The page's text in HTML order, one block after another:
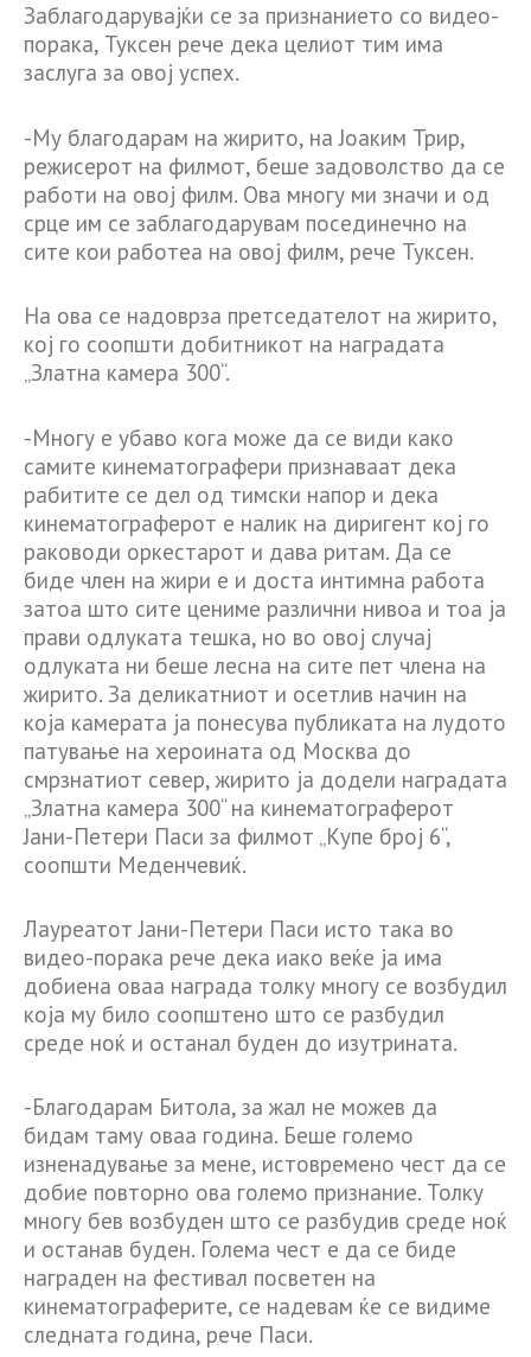
Заблагодарувајќи се за признанието со видео-
порака, Туксен рече дека целиот тим има
заслуга за овој успех.
-Му благодарам на жирито, на Јоаким Трир,
режисерот на филмот, беше задоволство да се
работи на овој филм. Ова многу ми значи и од
срце им се заблагодарувам посединечно на
сите кои работеа на овој филм, рече Туксен.
На ова се надоврза претседателот на жирито,
кој го соопшти добитникот на наградата
„Златна камера 300“.
-Многу е убаво кога може да се види како
самите кинематографери признаваат дека
рабитите се дел од тимски напор и дека
кинематограферот е налик на диригент кој го
раководи оркестарот и дава ритам. Да се
биде член на жири е и доста интимна работа
затоа што сите цениме различни нивоа и тоа ја
прави одлуката тешка, но во овој случај
одлуката ни беше лесна на сите пет члена на
жирито. За деликатниот и осетлив начин на
која камерата ја понесува публиката на лудото
патување на хероината од Москва до
смрзнатиот север, жирито ја додели наградата
„Златна камера 300“ на кинематограферот
Јани-Петери Паси за филмот „Купе број 6“,
соопшти Меденчевиќ.
Лауреатот Јани-Петери Паси исто така во
видео-порака рече дека иако веќе ја има
добиена оваа награда толку многу се возбудил
која му било соопштено што се разбудил
среде ноќ и останал буден до изутрината.
-Благодарам Битола, за жал не можев да
бидам таму оваа година. Беше големо
изненадување за мене, истовремено чест да се
добие повторно ова големо признание. Толку
многу бев возбуден што се разбудив среде ноќ
и останав буден. Голема чест е да се биде
награден на фестивал посветен на
кинематограферите, се надевам ќе се видиме
следната година, рече Паси.